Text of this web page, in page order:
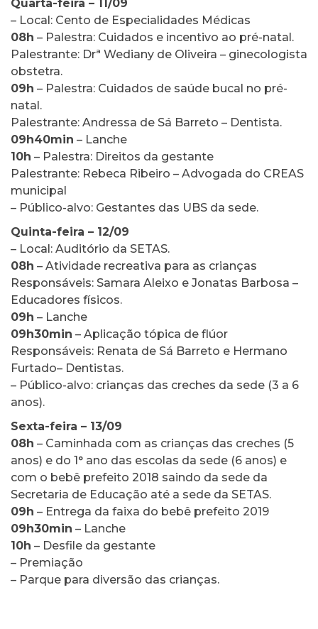
Quarta-feira – 11/09
– Local: Cento de Especialidades Médicas
08h – Palestra: Cuidados e incentivo ao pré-natal.
Palestrante: Drª Wediany de Oliveira – ginecologista
obstetra.
09h – Palestra: Cuidados de saúde bucal no pré-
natal.
Palestrante: Andressa de Sá Barreto – Dentista.
09h40min – Lanche
10h – Palestra: Direitos da gestante
Palestrante: Rebeca Ribeiro – Advogada do CREAS
municipal
– Público-alvo: Gestantes das UBS da sede.
Quinta-feira – 12/09
– Local: Auditório da SETAS.
08h – Atividade recreativa para as crianças
Responsáveis: Samara Aleixo e Jonatas Barbosa –
Educadores físicos.
09h – Lanche
09h30min – Aplicação tópica de flúor
Responsáveis: Renata de Sá Barreto e Hermano
Furtado– Dentistas.
– Público-alvo: crianças das creches da sede (3 a 6
anos).
Sexta-feira – 13/09
08h – Caminhada com as crianças das creches (5
anos) e do 1° ano das escolas da sede (6 anos) e
com o bebê prefeito 2018 saindo da sede da
Secretaria de Educação até a sede da SETAS.
09h – Entrega da faixa do bebê prefeito 2019
09h30min – Lanche
10h – Desfile da gestante
– Premiação
– Parque para diversão das crianças.